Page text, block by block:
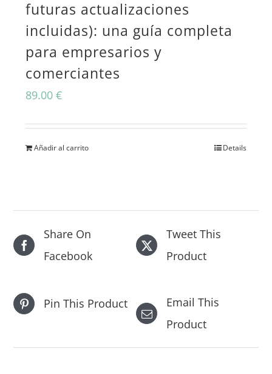
futuras actualizaciones
incluidas): una guía completa
para empresarios y
comerciantes
89.00€
Añadir al carrito Details
Share On
Facebook
Tweet This
Product
Pin This Product
Email This
Product